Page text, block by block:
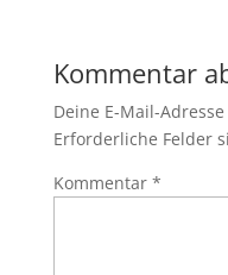
Kommentar
Deine E-Mail-
Erforderliche Felder
Kommentar *